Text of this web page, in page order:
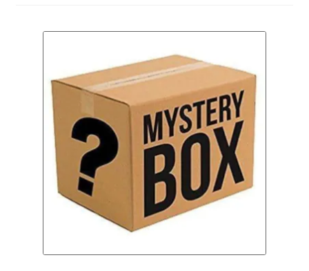
Lampen
Masken/Mask
Taschen/Bags
Armband/Bracelet
Geldbörse/Wrist Wallet